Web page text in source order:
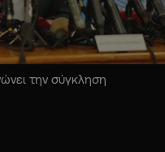
την σύγκληση